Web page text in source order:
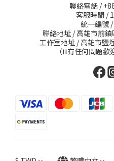
聯絡電話 /
客服時間 /
統一編號
聯絡地址 / 高雄市前
工作室地址 / 高雄市鹽
（⭣⭣有任何問題歡